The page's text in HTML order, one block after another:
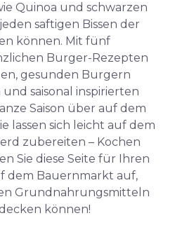
Quinoa und schwarzen
saftigen Bissen der
können. Mit fünf
Burger-Rezepten
gesunden Burgern
saisonal inspirierten
Saison über auf dem
lassen sich leicht auf dem
zubereiten – Kochen
Sie diese Seite für Ihren
dem Bauernmarkt auf,
Grundnahrungsmitteln
können!